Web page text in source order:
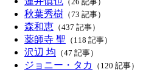
秋葉秀樹 （73 記事）
森和恵 （437 記事）
薬師寺 聖 （118 記事）
沢辺 均 （47 記事）
ジョニー・タカ （120 記事）